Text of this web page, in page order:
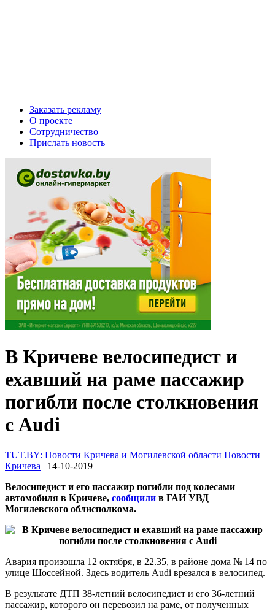
Заказать рекламу
О проекте
Сотрудничество
Прислать новость
В Кричеве велосипедист и
ехавший на раме пассажир
погибли после столкновения
с Audi
TUT.BY: Новости Кричева и Могилевской области Новости
Кричева | 14-10-2019
Велосипедист и его пассажир погибли под колесами
автомобиля в Кричеве, сообщили в ГАИ УВД
Могилевского облисполкома.
Авария произошла 12 октября, в 22.35, в районе дома № 14 по
улице Шоссейной. Здесь водитель Audi врезался в велосипед.
В результате ДТП 38-летний велосипедист и его 36-летний
пассажир, которого он перевозил на раме, от полученных